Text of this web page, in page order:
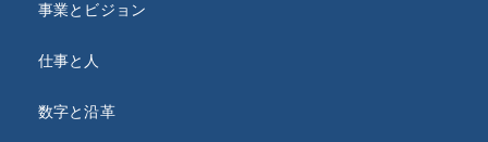
事業とビジョン
仕事と人
数字と沿革